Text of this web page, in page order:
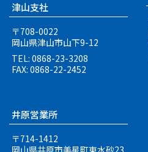
津山支社
〒708-0022
岡山県津山市山下9-12
TEL: 0868-23-3208
FAX: 0868-22-2452
井原営業所
〒714-1412
岡山県井原市美星町東水砂23